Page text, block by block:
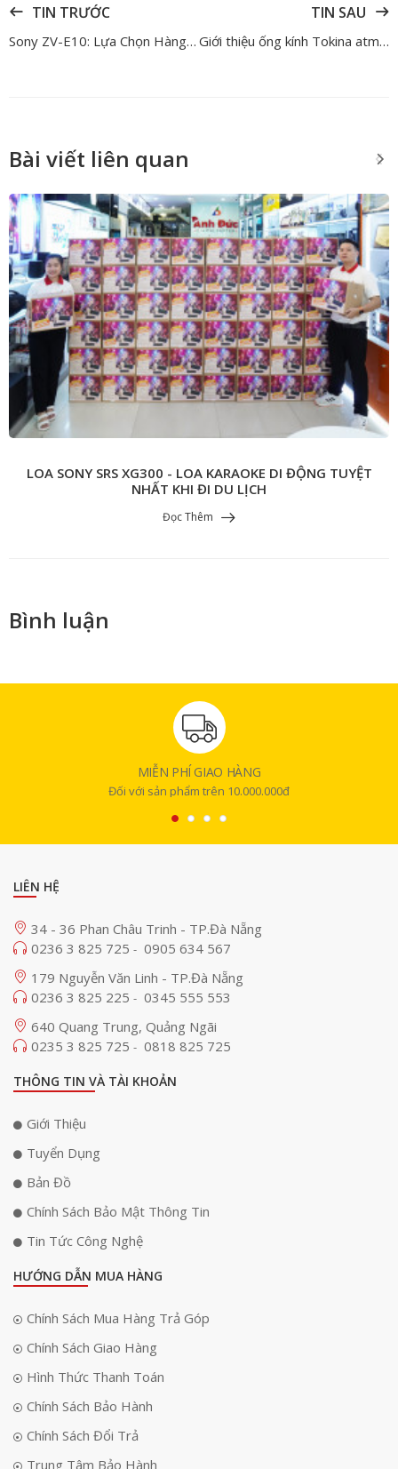
TIN TRƯỚC
Sony ZV-E10: Lựa Chọn Hàng Đầu Cho Vlogger & Content Creator
TIN SAU
Giới thiệu ống kính Tokina atm-x 11 – 18mm f/2.8 cho hệ máy Fujifilm X
Bài viết liên quan
LOA SONY SRS XG300 - LOA KARAOKE DI ĐỘNG TUYỆT
NHẤT KHI ĐI DU LỊCH
Đọc Thêm
Bình luận
MIỄN PHÍ GIAO HÀNG
Đối với sản phẩm trên 10.000.000đ
LIÊN HỆ
34 - 36 Phan Châu Trinh - TP.Đà Nẵng
0236 3 825 725 - 0905 634 567
179 Nguyễn Văn Linh - TP.Đà Nẵng
0236 3 825 225 - 0345 555 553
640 Quang Trung, Quảng Ngãi
0235 3 825 725 - 0818 825 725
THÔNG TIN VÀ TÀI KHOẢN
Giới Thiệu
Tuyển Dụng
Bản Đồ
Chính Sách Bảo Mật Thông Tin
Tin Tức Công Nghệ
HƯỚNG DẪN MUA HÀNG
Chính Sách Mua Hàng Trả Góp
Chính Sách Giao Hàng
Hình Thức Thanh Toán
Chính Sách Bảo Hành
Chính Sách Đổi Trả
Trung Tâm Bảo Hành